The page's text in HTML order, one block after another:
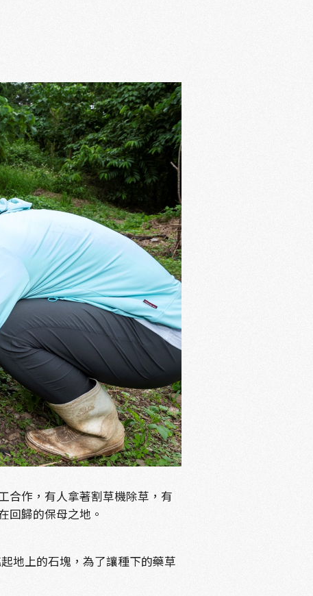
合作，有人拿著割草機除草，有
回歸的保母之地。
地上的石塊，為了讓種下的藥草